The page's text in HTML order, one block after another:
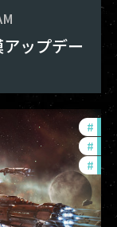
ップデー
#
#
#